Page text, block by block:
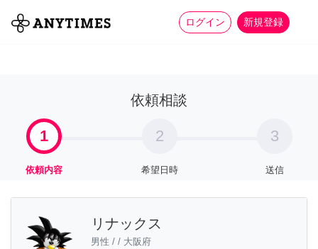
ログイン 新規登録
全て 家事 more_horiz
依頼相談
1
依頼内容
2
希望日時
3
送信
リナックス
男性 / / 大阪府